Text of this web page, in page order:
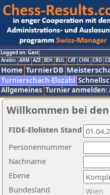
Logged on: Gast
Arabic ARM AZE BIH BUL CAT CHN CRO
Home TurnierDB
Turnierschach-Elozahl
Allgemeines Turnier anmelden:
Willkommen bei
Nachname
Ebene
Personennummer
Bundesland
FIDE-Elolisten Stand